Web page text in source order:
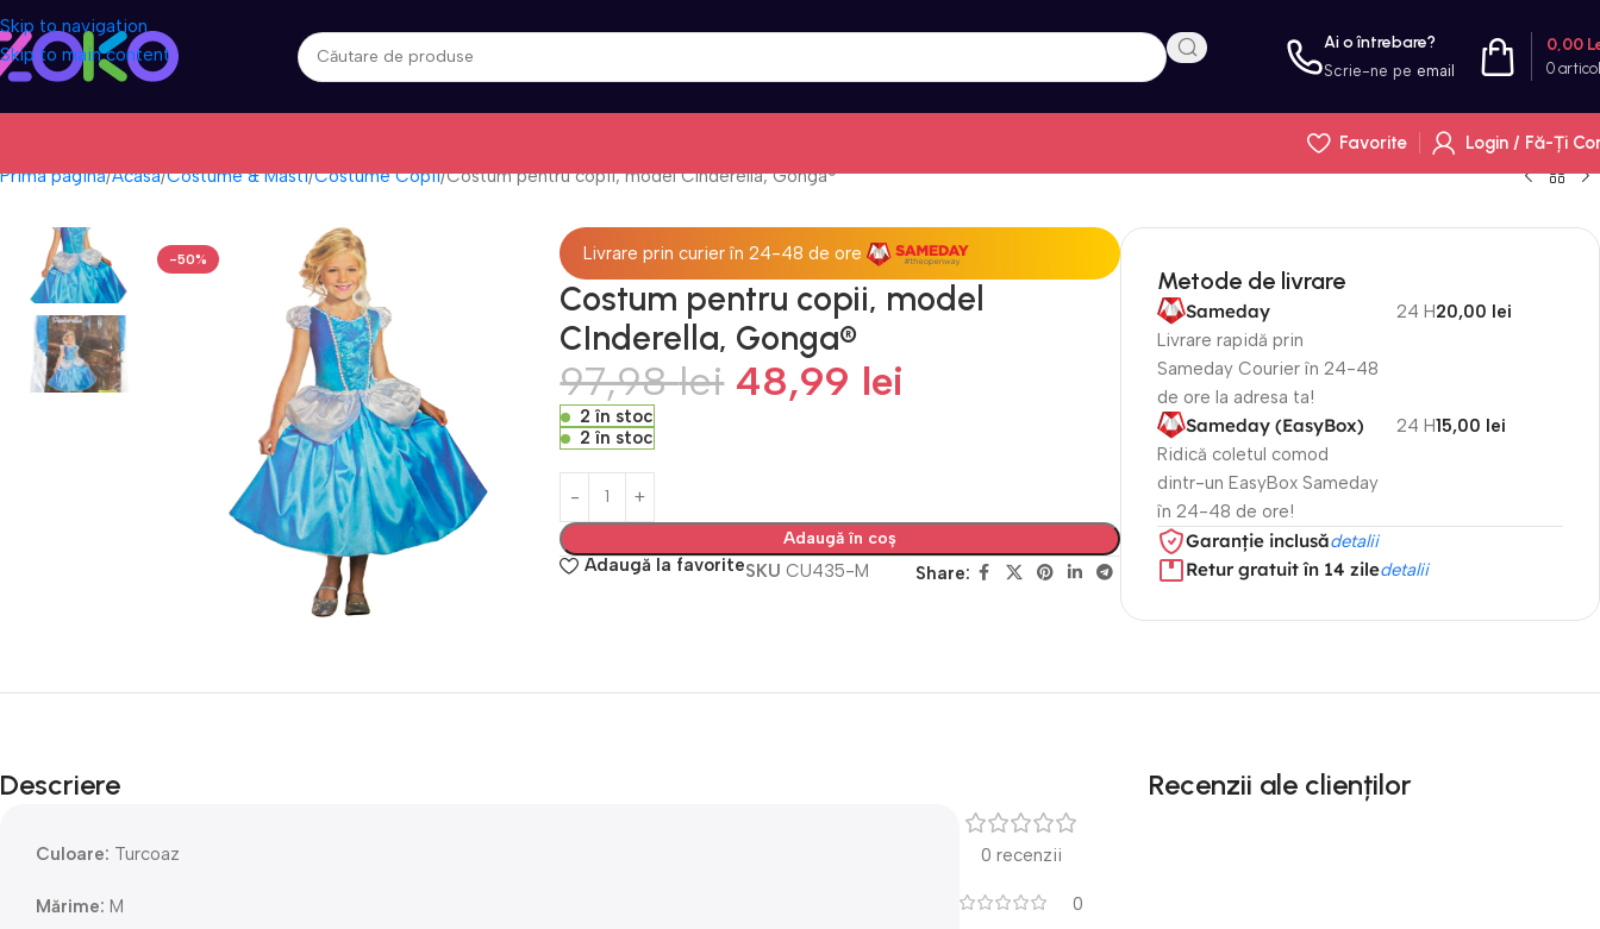
Skip to navigation
Skip to main content
Ai o întrebare?
Scrie-ne pe email 0
0,00
Favorite
Login / Fă-Ți
Prima pagină Acasa Costume & Masti Costume Copii Costum pentru copii, model CInderella, Gonga®
-50% Livrare prin curier în 24-48 de ore
Costum pentru copii, model
CInderella, Gonga®
97,98lei 48,99 lei
2 în stoc
2 în stoc
Adaugă în coș
Adaugă la favoriteSKUCU435-M Share:
Metode de livrare
Sameday
Livrare rapidă prin
Sameday Courier în 24-48
de ore la adresa ta!
24 H20,00 lei
Sameday (EasyBox)
Ridică coletul comod
dintr-un EasyBox Sameday
în 24-48 de ore!
24 H15,00 lei
Garanție inclusădetalii
Retur gratuit în 14 ziledetalii
Descriere
Culoare: Turcoaz
Mărime: M
Recenzii ale clienților
0 recenzii
0